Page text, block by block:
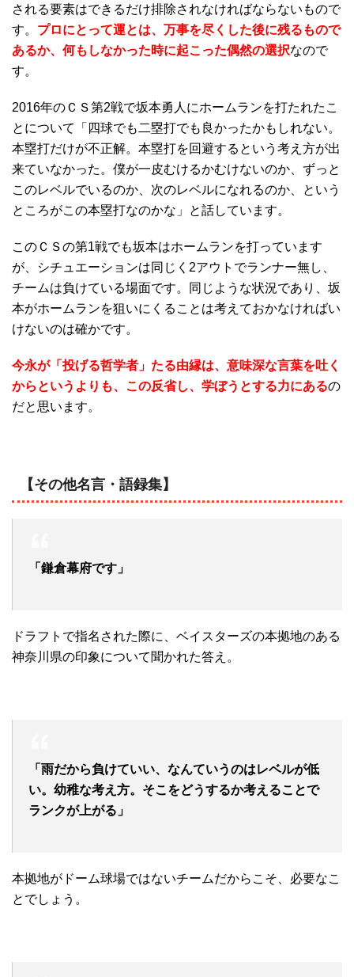
される要素はできるだけ排除されなければならないもので
す。 プロにとって運とは、万事を尽くした後に残るもので
あるか、何もしなかった時に起こった偶然の選択なので
す。
2016年のＣＳ第2戦で坂本勇人にホームランを打たれたこ
とについて「四球でも二塁打でも良かったかもしれない。
本塁打だけが不正解。本塁打を回避するという考え方が出
来ていなかった。僕が一皮むけるかむけないのか、ずっと
このレベルでいるのか、次のレベルになれるのか、という
ところがこの本塁打なのかな」と話しています。
このＣＳの第1戦でも坂本はホームランを打っています
が、シチュエーションは同じく2アウトでランナー無し、
チームは負けている場面です。同じような状況であり、坂
本がホームランを狙いにくることは考えておかなければい
けないのは確かです。
今永が「投げる哲学者」たる由縁は、意味深な言葉を吐く
からというよりも、この反省し、学ぼうとする力にあるの
だと思います。
【その他名言・語録集】
「鎌倉幕府です」
ドラフトで指名された際に、ベイスターズの本拠地のある
神奈川県の印象について聞かれた答え。
「雨だから負けていい、なんていうのはレベルが低
い。幼稚な考え方。そこをどうするか考えることで
ランクが上がる」
本拠地がドーム球場ではないチームだからこそ、必要なこ
とでしょう。